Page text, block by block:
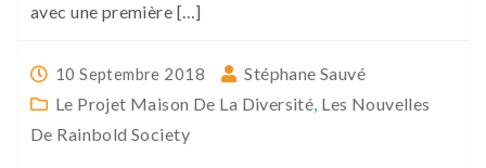
avec une première […]
10 Septembre 2018
Stéphane Sauvé
Le Projet Maison De La Diversité, Les Nouvelles
De Rainbold Society